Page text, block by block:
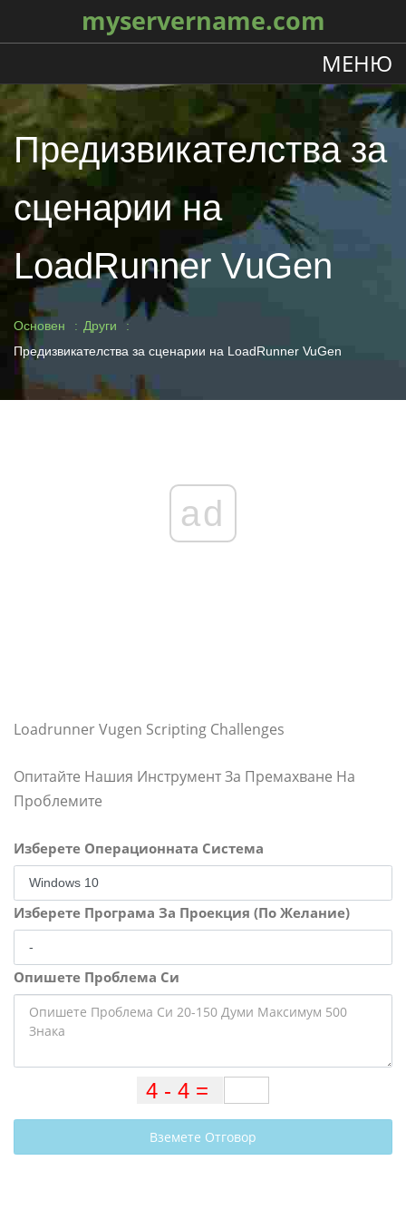
myservername.com
МЕНЮ
Предизвикателства за
сценарии на
LoadRunner VuGen
Основен
Други
Предизвикателства за сценарии на LoadRunner VuGen
ad
Loadrunner Vugen Scripting Challenges
Опитайте Нашия Инструмент За Премахване На
Проблемите
Изберете Операционната Система
Изберете Програма За Проекция (По Желание)
Опишете Проблема Си
Вземете Отговор